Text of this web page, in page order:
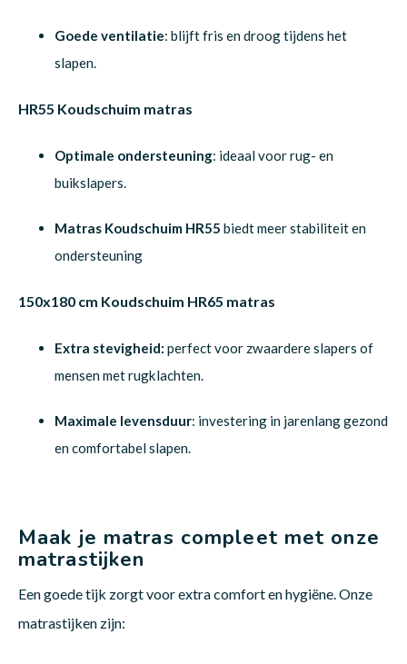
Goede ventilatie: blijft fris en droog tijdens het
slapen.
HR55 Koudschuim matras
Optimale ondersteuning: ideaal voor rug- en
buikslapers.
Matras Koudschuim HR55 biedt meer stabiliteit en
ondersteuning
150x180 cm Koudschuim HR65 matras
Extra stevigheid: perfect voor zwaardere slapers of
mensen met rugklachten.
Maximale levensduur: investering in jarenlang gezond
en comfortabel slapen.
Maak je matras compleet met onze
matrastijken
Een goede tijk zorgt voor extra comfort en hygiëne. Onze
matrastijken zijn: